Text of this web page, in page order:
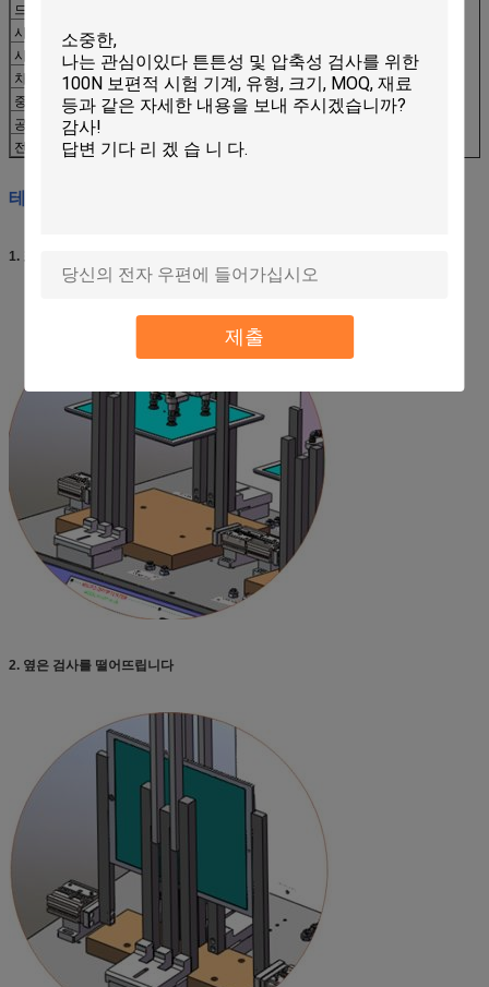
제출
드롭 높이
시험 속도
시험 주기
1~999,999times (사이클)
차원 (WxDxH)
850x370x850mm
중량
약 80 킬로그램
공기 공급원
전원 공급기
AC220V 50Hz 3A 또는 사용자에 의해 지정됩니다
테스트 도입 :
1. 표면들은 테스트를 떨어뜨립니다
2. 옆은 검사를 떨어뜨립니다